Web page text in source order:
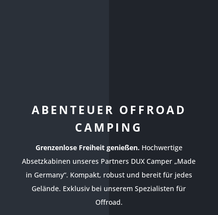
ABENTEUER OFFROAD
CAMPING
Grenzenlose Freiheit genießen.Hochwertige
Absetzkabinen unseres Partners DUX Camper „Made
in Germany“. Kompakt, robust und bereit für jedes
Gelände. Exklusiv bei unserem Spezialisten für
Offroad.